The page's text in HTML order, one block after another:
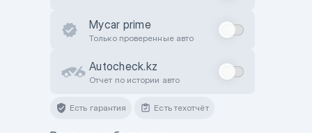
Mycar prime
Только проверенные авто
Autocheck.kz
Отчет по истории авто
Есть гарантия Есть техотчёт